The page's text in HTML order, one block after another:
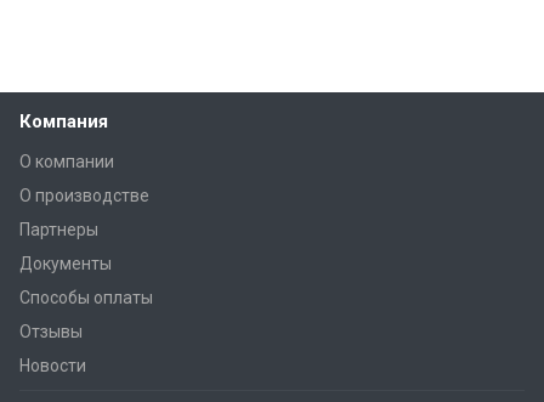
Компания
О компании
О производстве
Партнеры
Документы
Способы оплаты
Отзывы
Новости